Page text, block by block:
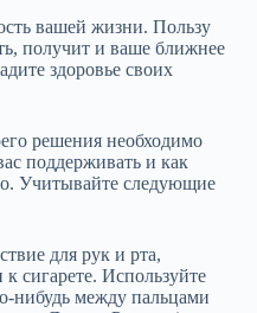
вашей жизни. Пользу
получит и ваше ближнее
здоровье своих
решения необходимо
поддерживать и как
Учитывайте следующие
для рук и рта,
сигарете. Используйте
между пальцами